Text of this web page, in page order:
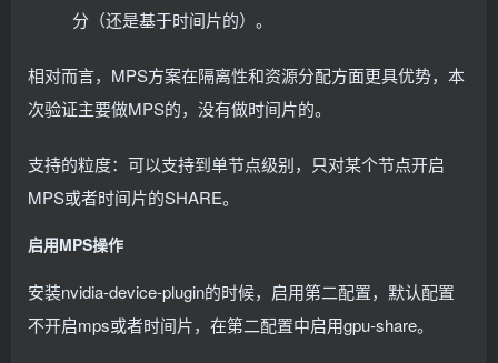
分（还是基于时间片的）。
相对而言，MPS方案在隔离性和资源分配方面更具优势，本
次验证主要做MPS的，没有做时间片的。
支持的粒度：可以支持到单节点级别，只对某个节点开启
MPS或者时间片的SHARE。
启用MPS操作
安装nvidia-device-plugin的时候，启用第二配置，默认配置
不开启mps或者时间片，在第二配置中启用gpu-share。